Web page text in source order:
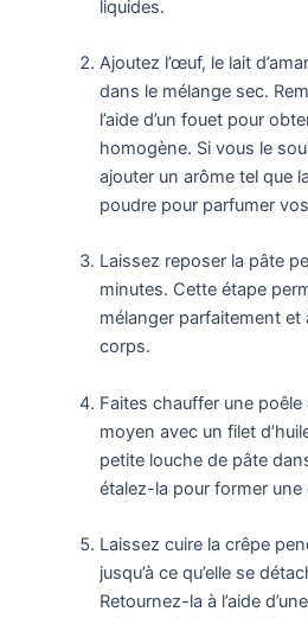
liquides.
Ajoutez l’œuf, le lait
dans le mélange sec.
l’aide d’un fouet pour
homogène. Si vous le
ajouter un arôme tel que
poudre pour parfumer
Laissez reposer la pâte
minutes. Cette étape
mélanger parfaitement et
corps.
Faites chauffer une
moyen avec un filet
petite louche de pâte
étalez-la pour former une
Laissez cuire la crêpe
jusqu’à ce qu’elle se
Retournez-la à l’aide